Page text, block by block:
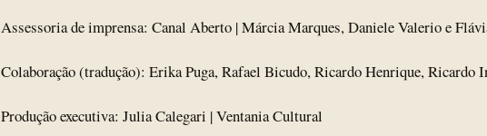
Assessoria de imprensa: Canal Aberto | Márcia Marques, Daniele Valerio e
Colaboração (tradução): Erika Puga, Rafael Bicudo, Ricardo Henrique, Ricardo
Produção executiva: Julia Calegari | Ventania Cultural